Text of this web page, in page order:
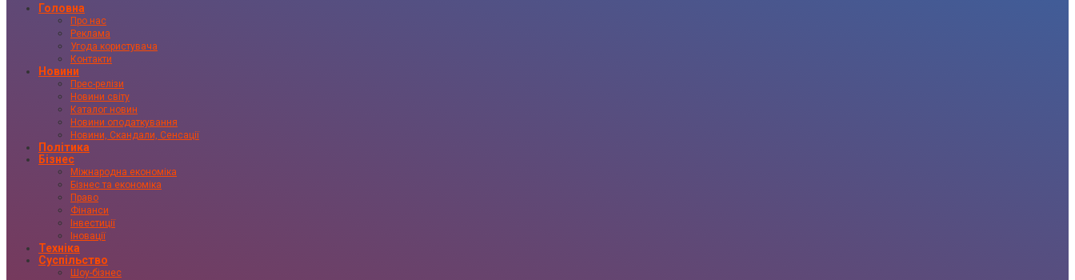
Головна
Про нас
Реклама
Угода користувача
Контакти
Новини
Прес-релізи
Новини світу
Каталог новин
Новини оподаткування
Новини, Скандали, Сенсації
Політика
Бізнес
Міжнародна економіка
Бізнес та економіка
Право
Фінанси
Інвестиції
Іновації
Техніка
Суспільство
Шоу-бізнес